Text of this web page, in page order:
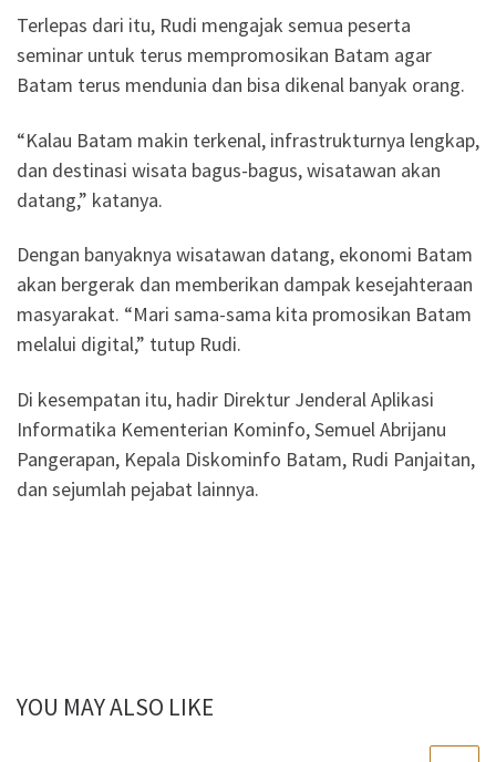
Terlepas dari itu, Rudi mengajak semua peserta
seminar untuk terus mempromosikan Batam agar
Batam terus mendunia dan bisa dikenal banyak orang.
“Kalau Batam makin terkenal, infrastrukturnya lengkap,
dan destinasi wisata bagus-bagus, wisatawan akan
datang,” katanya.
Dengan banyaknya wisatawan datang, ekonomi Batam
akan bergerak dan memberikan dampak kesejahteraan
masyarakat. “Mari sama-sama kita promosikan Batam
melalui digital,” tutup Rudi.
Di kesempatan itu, hadir Direktur Jenderal Aplikasi
Informatika Kementerian Kominfo, Semuel Abrijanu
Pangerapan, Kepala Diskominfo Batam, Rudi Panjaitan,
dan sejumlah pejabat lainnya.
YOU MAY ALSO LIKE